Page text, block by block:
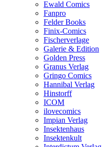
Ewald Comics
Fanpro
Felder Books
Finix-Comics
Fischerverlage
Galerie & Edition
Golden Press
Granus Verlag
Gringo Comics
Hannibal Verlag
Hinstorff
ICOM
ilovecomics
Impian Verlag
Insektenhaus
Insektenkult